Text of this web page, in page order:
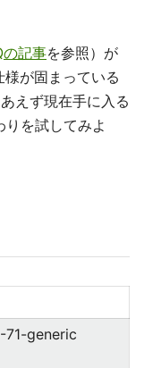
記事を参照）が
が固まっている
えず現在手に入る
を試してみよ
71-generic